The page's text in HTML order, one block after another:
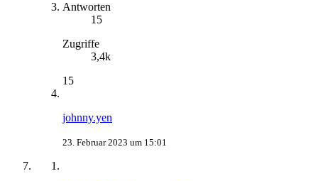
Antworten
15
Zugriffe
3,4k
15
johnny.yen
23. Februar 2023 um 15:01